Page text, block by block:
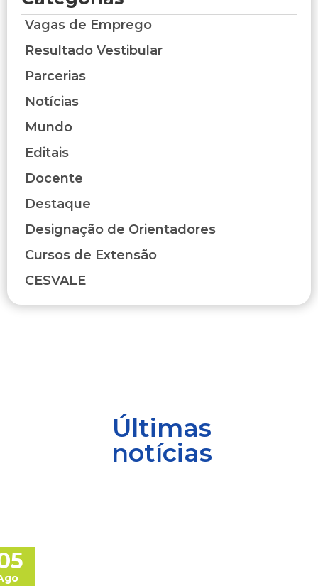
Vagas de Emprego
Resultado Vestibular
Parcerias
Notícias
Mundo
Editais
Docente
Destaque
Designação de Orientadores
Cursos de Extensão
CESVALE
Últimas
notícias